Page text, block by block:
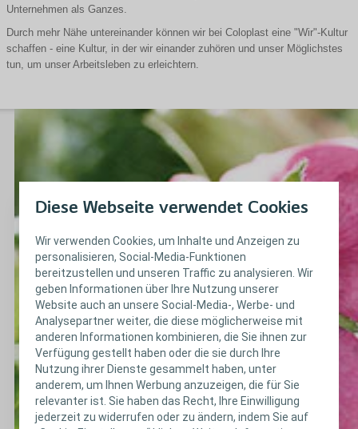
Diese Webseite verwendet Cookies
Wir verwenden Cookies, um Inhalte und Anzeigen zu
personalisieren, Social-Media-Funktionen
bereitzustellen und unseren Traffic zu analysieren. Wir
geben Informationen über Ihre Nutzung unserer
Website auch an unsere Social-Media-, Werbe- und
Analysepartner weiter, die diese möglicherweise mit
anderen Informationen kombinieren, die Sie ihnen zur
Verfügung gestellt haben oder die sie durch Ihre
Nutzung ihrer Dienste gesammelt haben, unter
anderem, um Ihnen Werbung anzuzeigen, die für Sie
relevanter ist. Sie haben das Recht, Ihre Einwilligung
jederzeit zu widerrufen oder zu ändern, indem Sie auf
Unternehmen als Ganzes.
Durch mehr Nähe untereinander können wir bei Coloplast eine "Wir"-Kultur
schaffen - eine Kultur, in der wir einander zuhören und unser Möglichstes
tun, um unser Arbeitsleben zu erleichtern.